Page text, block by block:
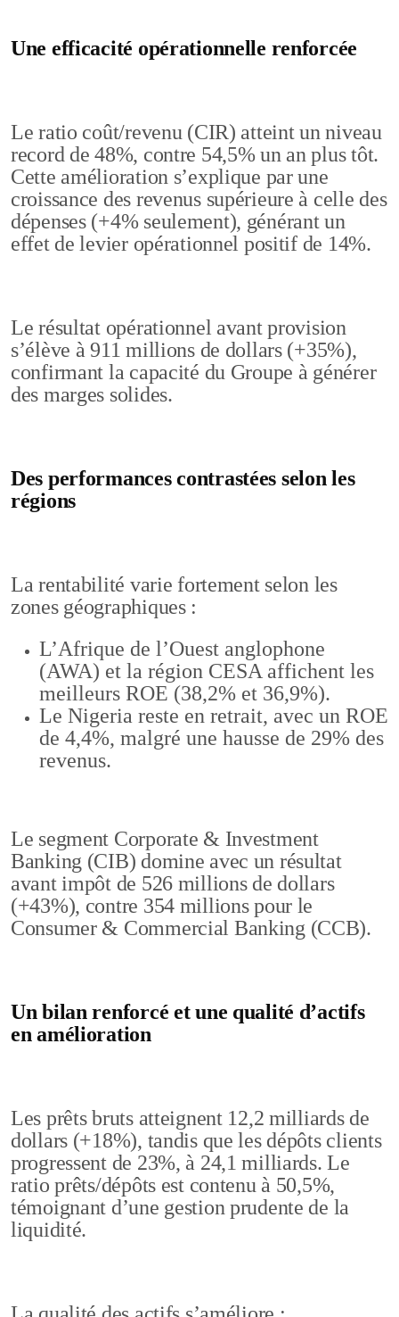
Une efficacité opérationnelle renforcée
Le ratio coût/revenu (CIR) atteint un niveau
record de 48%, contre 54,5% un an plus tôt.
Cette amélioration s’explique par une
croissance des revenus supérieure à celle des
dépenses (+4% seulement), générant un
effet de levier opérationnel positif de 14%.
Le résultat opérationnel avant provision
s’élève à 911 millions de dollars (+35%),
confirmant la capacité du Groupe à générer
des marges solides.
Des performances contrastées selon les
régions
La rentabilité varie fortement selon les
zones géographiques :
L’Afrique de l’Ouest anglophone
(AWA) et la région CESA affichent les
meilleurs ROE (38,2% et 36,9%).
Le Nigeria reste en retrait, avec un ROE
de 4,4%, malgré une hausse de 29% des
revenus.
Le segment Corporate & Investment
Banking (CIB) domine avec un résultat
avant impôt de 526 millions de dollars
(+43%), contre 354 millions pour le
Consumer & Commercial Banking (CCB).
Un bilan renforcé et une qualité d’actifs
en amélioration
Les prêts bruts atteignent 12,2 milliards de
dollars (+18%), tandis que les dépôts clients
progressent de 23%, à 24,1 milliards. Le
ratio prêts/dépôts est contenu à 50,5%,
témoignant d’une gestion prudente de la
liquidité.